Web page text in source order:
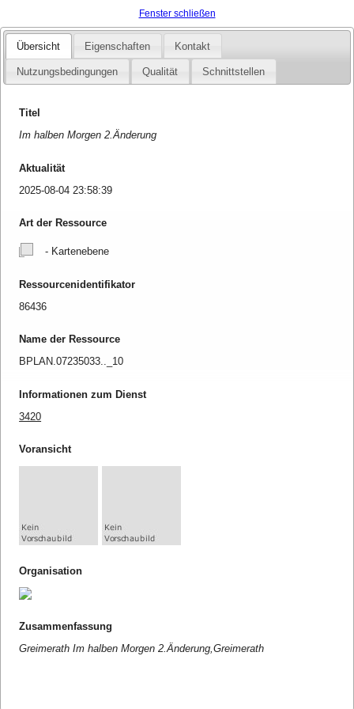
Fenster schließen
Übersicht Eigenschaften Kontakt
Nutzungsbedingungen Qualität Schnittstellen
Titel
Im halben Morgen 2.Änderung
Aktualität
2025-08-04 23:58:39
Art der Ressource
- Kartenebene
Ressourcenidentifikator
86436
Name der Ressource
BPLAN.07235033.._10
Informationen zum Dienst
3420
Voransicht
Organisation
Zusammenfassung
Greimerath Im halben Morgen 2.Änderung,Greimerath